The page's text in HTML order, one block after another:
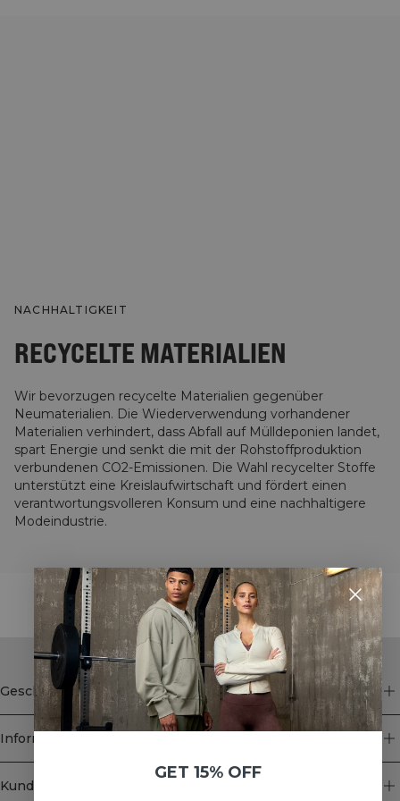
NACHHALTIGKEIT
RECYCELTE MATERIALIEN
Wir bevorzugen recycelte Materialien gegenüber
Neumaterialien. Die Wiederverwendung vorhandener
Materialien verhindert, dass Abfall auf Mülldeponien landet,
spart Energie und senkt die mit der Rohstoffproduktion
verbundenen CO2-Emissionen. Die Wahl recycelter Stoffe
unterstützt eine Kreislaufwirtschaft und fördert einen
verantwortungsvolleren Konsum und eine nachhaltigere
Modeindustrie.
STYLE WITH
Geschäft
Information
Kundendienst
GET 15% OFF